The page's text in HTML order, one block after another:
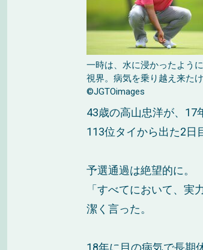
一時は、水に浸かったよう
視界。病気を乗り越え来た
©JGTOimages
43歳の高山忠洋が、17
113位タイから出た2日
予選通過は絶望的に。
「すべてにおいて、実
潔く言った。
18年に目の病気で長期